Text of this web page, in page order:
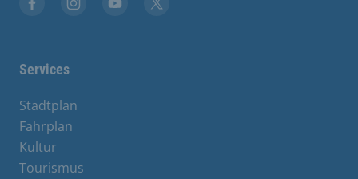
Services
Stadtplan
Fahrplan
Kultur
Tourismus